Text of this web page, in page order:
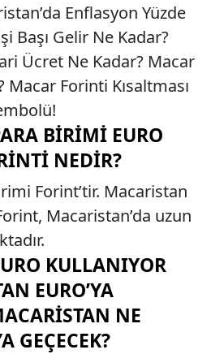
Enflasyon Yüzde
Başı Gelir Ne Kadar?
Ücret Ne Kadar? Macar
Forinti Kısaltması
BIRIMI EURO
NEDIR?
Forint’tir. Macaristan
Macaristan’da uzun
KULLANIYOR
EURO’YA
NE
GEÇECEK?